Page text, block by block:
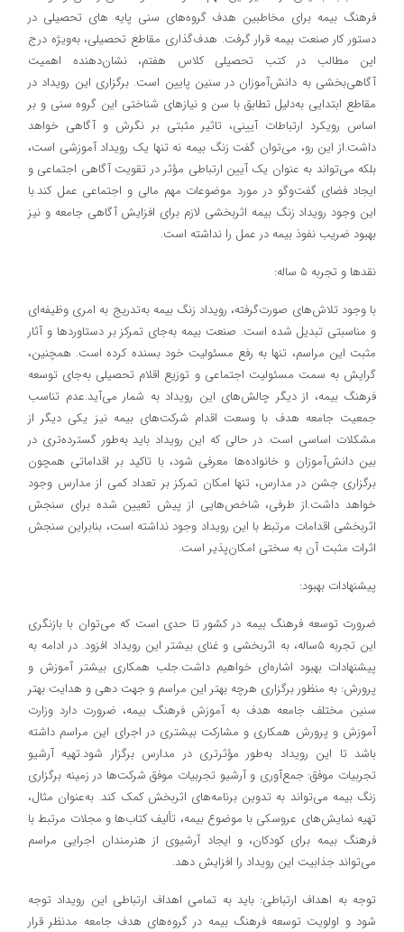
فرهنگ بیمه برای مخاطبین هدف گروه‌های سنی پایه های تحصیلی در
دستور کار صنعت بیمه قرار گرفت. هدف‌گذاری مقاطع تحصیلی، به‌ویژه درج
این مطالب در کتب تحصیلی کلاس هفتم، نشان‌دهنده اهمیت
آگاهی‌بخشی به دانش‌آموزان در سنین پایین است. برگزاری این رویداد در
مقاطع ابتدایی به‌دلیل تطابق با سن و نیازهای شناختی این گروه سنی و بر
اساس رویکرد ارتباطات آیینی، تاثیر مثبتی بر نگرش و آگاهی خواهد
داشت.از این رو، می‌توان گفت زنگ بیمه نه تنها یک رویداد آموزشی است،
بلکه می‌تواند به عنوان یک آیین ارتباطی مؤثر در تقویت آگاهی اجتماعی و
ایجاد فضای گفت‌وگو در مورد موضوعات مهم مالی و اجتماعی عمل کند.با
این وجود رویداد زنگ بیمه اثربخشی لازم برای افزایش آگاهی جامعه و نیز
بهبود ضریب نفوذ بیمه در عمل را نداشته است.
نقدها و تجربه ۵ ساله:
با وجود تلاش‌های صورت‌گرفته، رویداد زنگ بیمه به‌تدریج به امری وظیفه‌ای
و مناسبتی تبدیل شده است. صنعت بیمه به‌جای تمرکز بر دستاوردها و آثار
مثبت این مراسم، تنها به رفع مسئولیت خود بسنده کرده‌ است. همچنین،
گرایش به سمت مسئولیت اجتماعی و توزیع اقلام تحصیلی به‌جای توسعه
فرهنگ بیمه، از دیگر چالش‌های این رویداد به شمار می‌آید.عدم تناسب
جمعیت جامعه هدف با وسعت اقدام شرکت‌های بیمه نیز یکی دیگر از
مشکلات اساسی است. در حالی که این رویداد باید به‌طور گسترده‌تری در
بین دانش‌آموزان و خانواده‌ها معرفی شود، با تاکید بر اقداماتی همچون
برگزاری جشن در مدارس، تنها امکان تمرکز بر تعداد کمی از مدارس وجود
خواهد داشت.از طرفی، شاخص‌هایی از پیش تعیین شده برای سنجش
اثربخشی اقدامات مرتبط با این رویداد وجود نداشته است، بنابراین سنجش
اثرات مثبت آن به سختی امکان‌پذیر است.
پیشنهادات بهبود:
ضرورت توسعه فرهنگ بیمه در کشور تا حدی است که می‌توان با بازنگری
این تجربه ۵ساله، به اثربخشی و غنای بیشتر این رویداد افزود. در ادامه به
پیشنهادات بهبود اشاره‌ای خواهیم داشت.جلب همکاری بیشتر آموزش و
پرورش: به منظور برگزاری هرچه بهتر این مراسم و جهت دهی و هدایت بهتر
سنین مختلف جامعه هدف به آموزش فرهنگ بیمه، ضرورت دارد وزارت
آموزش و پرورش همکاری و مشارکت بیشتری در اجرای این مراسم داشته
باشد تا این رویداد به‌طور مؤثرتری در مدارس برگزار شود.تهیه آرشیو
تجربیات موفق: جمع‌آوری و آرشیو تجربیات موفق شرکت‌ها در زمینه برگزاری
زنگ بیمه می‌تواند به تدوین برنامه‌های اثربخش کمک کند. به‌عنوان مثال،
تهیه نمایش‌های عروسکی با موضوع بیمه، تألیف کتاب‌ها و مجلات مرتبط با
فرهنگ بیمه برای کودکان، و ایجاد آرشیوی از هنرمندان اجرایی مراسم
می‌تواند جذابیت این رویداد را افزایش دهد.
توجه به اهداف ارتباطی: باید به تمامی اهداف ارتباطی این رویداد توجه
شود و اولویت توسعه فرهنگ بیمه در گروه‌های هدف جامعه مدنظر قرار